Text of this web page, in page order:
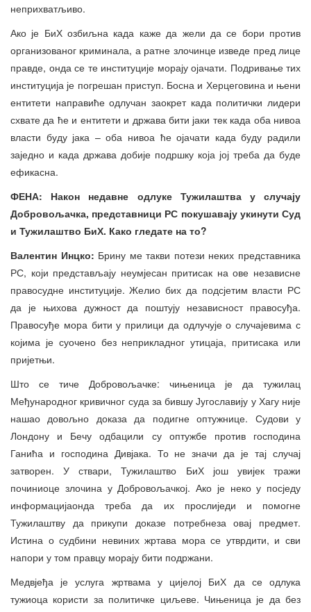
неприхватљиво.
Ако је БиХ озбиљна када каже да жели да се бори против
организованог криминала, а ратне злочинце изведе пред лице
правде, онда се те институције морају ојачати. Подривање тих
институција је погрешан приступ. Босна и Херцеговина и њени
ентитети направиће одлучан заокрет када политички лидери
схвате да ће и ентитети и држава бити јаки тек када оба нивоа
власти буду јака – оба нивоа ће ојачати када буду радили
заједно и када држава добије подршку која јој треба да буде
ефикасна.
ФЕНА: Након недавне одлуке Тужилаштва у случају
Добровољачка, представници РС покушавају укинути Суд
и Тужилаштво БиХ. Како гледате на то?
Валентин Инцко: Брину ме такви потези неких представника
РС, који представљају неумјесан притисак на ове независне
правосудне институције. Желио бих да подсјетим власти РС
да је њихова дужност да поштују независност правосуђа.
Правосуђе мора бити у прилици да одлучује о случајевима с
којима је суочено без неприкладног утицаја, притисака или
пријетњи.
Што се тиче Добровољачке: чињеница је да тужилац
Међународног кривичног суда за бившу Југославију у Хагу није
нашао довољно доказа да подигне оптужнице. Судови у
Лондону и Бечу одбацили су оптужбе против господина
Ганића и господина Дивјака. То не значи да је тај случај
затворен. У ствари, Тужилаштво БиХ још увијек тражи
починиоце злочина у Добровољачкој. Ако је неко у посједу
информацијаонда треба да их прослиједи и помогне
Тужилаштву да прикупи доказе потребнеза овај предмет.
Истина о судбини невиних жртава мора се утврдити, и сви
напори у том правцу морају бити подржани.
Медвјеђа је услуга жртвама у цијелој БиХ да се одлука
тужиоца користи за политичке циљеве. Чињеница је да без